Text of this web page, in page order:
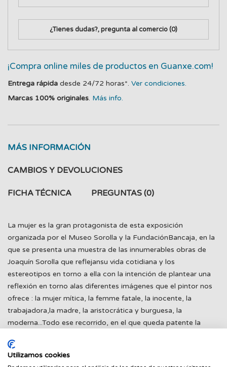
¿Tienes dudas?, pregunta al comercio(0)
¡Compra online miles de productos en Guanxe.com!
Entrega rápida desde 24/72 horas*. Ver condiciones.
Marcas 100% originales. Más info.
MÁS INFORMACIÓN
CAMBIOS Y DEVOLUCIONES
FICHA TÉCNICA PREGUNTAS (0)
La mujer es la gran protagonista de esta exposición
organizada por el Museo Sorolla y la FundaciónBancaja, en la
que se presenta una muestra de las innumerables obras de
Joaquín Sorolla que reflejansu vida cotidiana y los
estereotipos en torno a ella con la intención de plantear una
reflexión en torno alas diferentes imágenes que el pintor nos
ofrece : la mujer mítica, la femme fatale, la inocente, la
trabajadora,la madre, la aristocrática y burguesa, la
moderna...Todo ese recorrido, en el que queda patente la
cuatro ensayos que nos permiten profundizar en esos
aspectos de la obra de Sorolla dentrodel contexto de la
Utilizamos cookies